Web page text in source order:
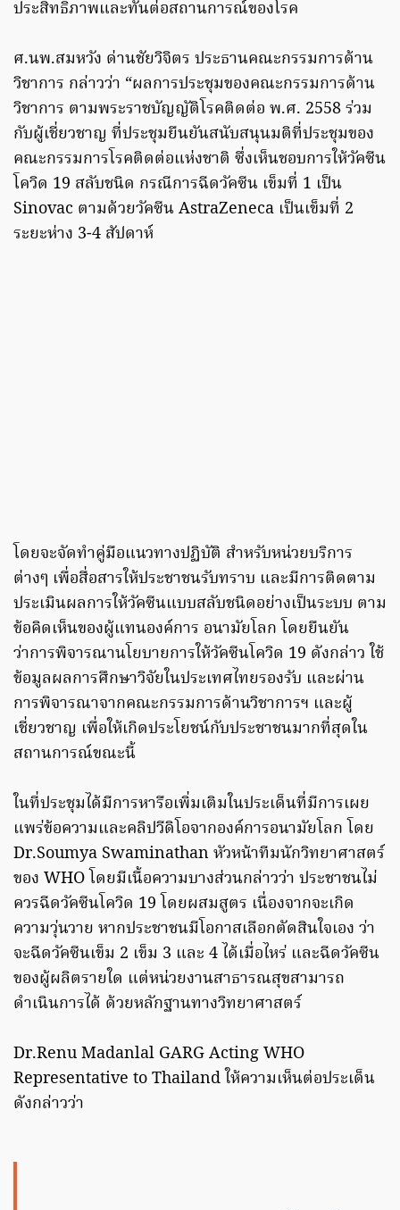
ประสิทธิภาพและทันต่อสถานการณ์ของโรค
ศ.นพ.สมหวัง ด่านชัยวิจิตร ประธานคณะกรรมการด้าน
วิชาการ กล่าวว่า “ผลการประชุมของคณะกรรมการด้าน
วิชาการ ตามพระราชบัญญัติโรคติดต่อ พ.ศ. 2558 ร่วม
กับผู้เชี่ยวชาญ ที่ประชุมยืนยันสนับสนุนมติที่ประชุมของ
คณะกรรมการโรคติดต่อแห่งชาติ ซึ่งเห็นชอบการให้วัคซีน
โควิด 19 สลับชนิด กรณีการฉีดวัคซีน เข็มที่ 1 เป็น
Sinovac ตามด้วยวัคซีน AstraZeneca เป็นเข็มที่ 2
ระยะห่าง 3-4 สัปดาห์
โดยจะจัดทำคู่มือแนวทางปฏิบัติ สำหรับหน่วยบริการ
ต่างๆ เพื่อสื่อสารให้ประชาชนรับทราบ และมีการติดตาม
ประเมินผลการให้วัคซีนแบบสลับชนิดอย่างเป็นระบบ ตาม
ข้อคิดเห็นของผู้แทนองค์การ อนามัยโลก โดยยืนยัน
ว่าการพิจารณานโยบายการให้วัคซีนโควิด 19 ดังกล่าว ใช้
ข้อมูลผลการศึกษาวิจัยในประเทศไทยรองรับ และผ่าน
การพิจารณาจากคณะกรรมการด้านวิชาการฯ และผู้
เชี่ยวชาญ เพื่อให้เกิดประโยชน์กับประชาชนมากที่สุดใน
สถานการณ์ขณะนี้
ในที่ประชุมได้มีการหารือเพิ่มเติมในประเด็นที่มีการเผย
แพร่ข้อความและคลิปวีดิโอจากองค์การอนามัยโลก โดย
Dr.Soumya Swaminathan หัวหน้าทีมนักวิทยาศาสตร์
ของ WHO โดยมีเนื้อความบางส่วนกล่าวว่า ประชาชนไม่
ควรฉีดวัคซีนโควิด 19 โดยผสมสูตร เนื่องจากจะเกิด
ความวุ่นวาย หากประชาชนมีโอกาสเลือกตัดสินใจเอง ว่า
จะฉีดวัคซีนเข็ม 2 เข็ม 3 และ 4 ได้เมื่อไหร่ และฉีดวัคซีน
ของผู้ผลิตรายใด แต่หน่วยงานสาธารณสุขสามารถ
ดำเนินการได้ ด้วยหลักฐานทางวิทยาศาสตร์
Dr.Renu Madanlal GARG Acting WHO
Representative to Thailand ให้ความเห็นต่อประเด็น
ดังกล่าวว่า